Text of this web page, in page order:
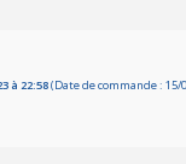
à 22:58(Date de commande : 15/